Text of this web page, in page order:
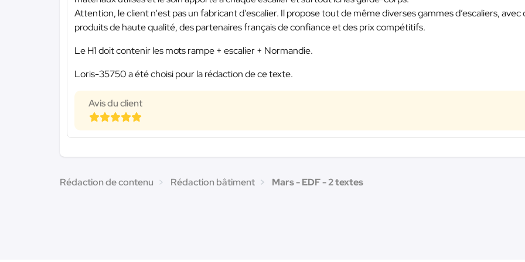
Attention, le client n'est pas un fabricant d'escalier. Il propose tout de même diverses gammes d’escaliers, avec
produits de haute qualité, des partenaires français de confiance et des prix compétitifs.
Le H1 doit contenir les mots rampe + escalier + Normandie.
Loris-35750 a été choisi pour la rédaction de ce texte.
Avis du client
Rédaction de contenu Rédaction bâtiment Mars - EDF - 2 textes